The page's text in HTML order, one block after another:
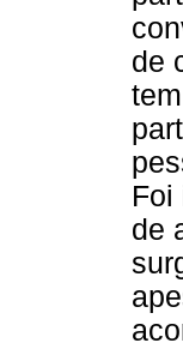
de
Foi
de